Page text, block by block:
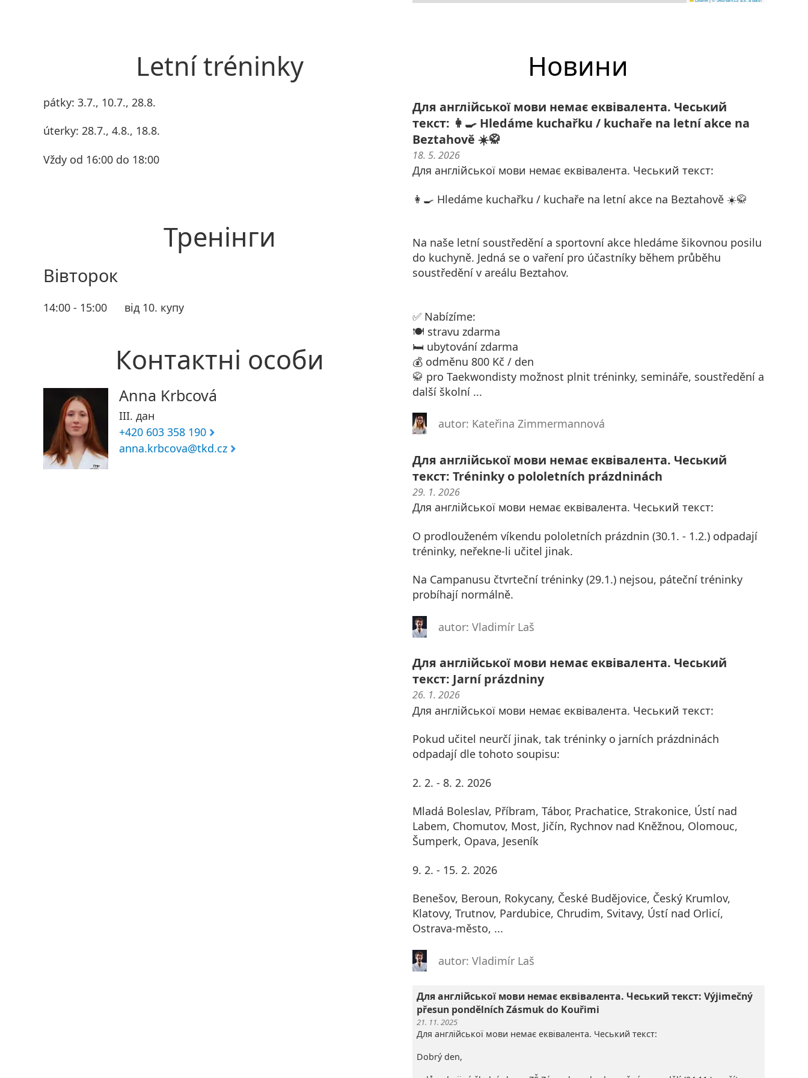
Letní tréninky
pátky: 3.7., 10.7., 28.8.
úterky: 28.7., 4.8., 18.8.
Vždy od 16:00 do 18:00
Тренінги
Вівторок
14:00 - 15:00 від 10. купу
Контактні особи
Anna Krbcová
III. дан
+420 603 358 190
anna.krbcova@tkd.cz
Новини
Для англійської мови немає еквівалента. Чеський
текст: 👩‍🍳 Hledáme kuchařku / kuchaře na letní akce na
Beztahově ☀️🥋
18. 5. 2026
Для англійської мови немає еквівалента. Чеський текст:
👩‍🍳 Hledáme kuchařku / kuchaře na letní akce na Beztahově ☀️🥋
Na naše letní soustředění a sportovní akce hledáme šikovnou posilu
do kuchyně. Jedná se o vaření pro účastníky během průběhu
soustředění v areálu Beztahov.
✅ Nabízíme:
🍽️ stravu zdarma
🛏️ ubytování zdarma
💰 odměnu 800 Kč / den
🥋 pro Taekwondisty možnost plnit tréninky, semináře, soustředění a
další školní ...
autor: Kateřina Zimmermannová
Для англійської мови немає еквівалента. Чеський
текст: Tréninky o pololetních prázdninách
29. 1. 2026
Для англійської мови немає еквівалента. Чеський текст:
O prodlouženém víkendu pololetních prázdnin (30.1. - 1.2.) odpadají
tréninky, neřekne-li učitel jinak.
Na Campanusu čtvrteční tréninky (29.1.) nejsou, páteční tréninky
probíhají normálně.
autor: Vladimír Laš
Для англійської мови немає еквівалента. Чеський
текст: Jarní prázdniny
26. 1. 2026
Для англійської мови немає еквівалента. Чеський текст:
Pokud učitel neurčí jinak, tak tréninky o jarních prázdninách
odpadají dle tohoto soupisu:
2. 2. - 8. 2. 2026
Mladá Boleslav, Příbram, Tábor, Prachatice, Strakonice, Ústí nad
Labem, Chomutov, Most, Jičín, Rychnov nad Kněžnou, Olomouc,
Šumperk, Opava, Jeseník
9. 2. - 15. 2. 2026
Benešov, Beroun, Rokycany, České Budějovice, Český Krumlov,
Klatovy, Trutnov, Pardubice, Chrudim, Svitavy, Ústí nad Orlicí,
Ostrava-město, ...
autor: Vladimír Laš
Для англійської мови немає еквівалента. Чеський текст: Výjimečný
přesun pondělních Zásmuk do Kouřimi
21. 11. 2025
Для англійської мови немає еквівалента. Чеський текст:
Dobrý den,